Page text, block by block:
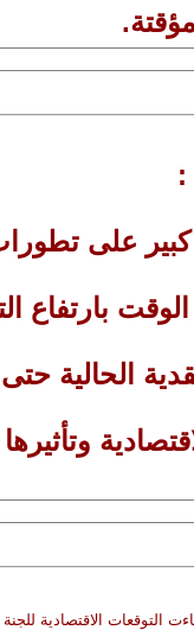
:
التوقعات الاقتصادية